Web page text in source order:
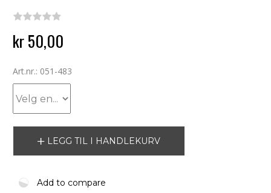
kr 50,00
Art.nr.: 051-483
LEGG TIL I HANDLEKURV
Add to compare